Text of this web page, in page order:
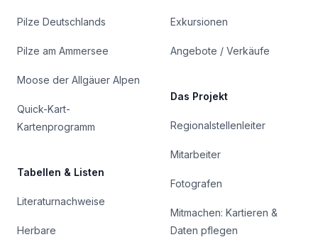
Pilze Deutschlands
Pilze am Ammersee
Moose der Allgäuer Alpen
Quick-Kart-
Kartenprogramm
Tabellen & Listen
Literaturnachweise
Herbare
Exkursionen
Angebote / Verkäufe
Das Projekt
Regionalstellenleiter
Mitarbeiter
Fotografen
Mitmachen: Kartieren &
Daten pflegen